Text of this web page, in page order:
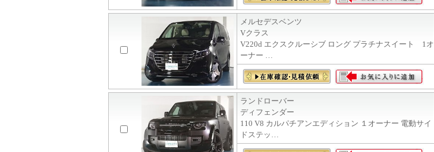
メルセデスベンツ
Vクラス
V220d エクスクルーシブ ロング プラチナスイート 1オ
ーナー …
ランドローバー
ディフェンダー
110 V8 カルパチアンエディション １オーナー 電動サイ
ドステッ…